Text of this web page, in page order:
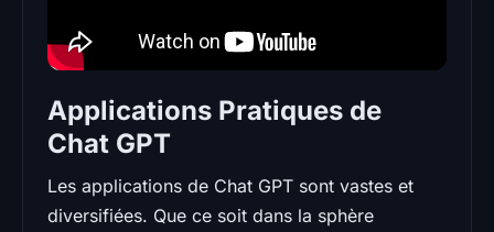
Applications Pratiques de
Chat GPT
Les applications de Chat GPT sont vastes et
diversifiées. Que ce soit dans la sphère